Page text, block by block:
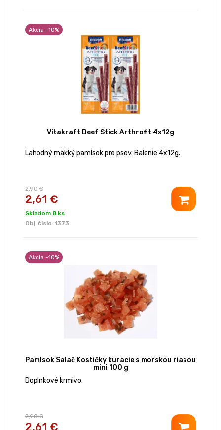
Akcia -10%
Vitakraft Beef Stick Arthrofit 4x12g
Lahodný mäkký pamlsok pre psov. Balenie 4x12g.
2,90 €
2,61 €
Skladom 8 ks
Obj. čislo: 1373
Akcia -10%
Pamlsok Salač Kostičky kuracie s morskou riasou
mini 100 g
Doplnkové krmivo.
2,90 €
2,61 €